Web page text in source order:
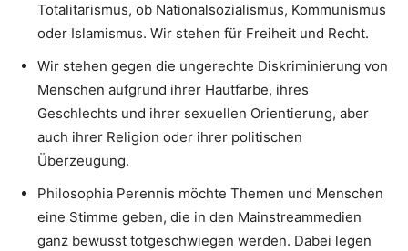
Totalitarismus, ob Nationalsozialismus, Kommunismus
oder Islamismus. Wir stehen für Freiheit und Recht.
Wir stehen gegen die ungerechte Diskriminierung von
Menschen aufgrund ihrer Hautfarbe, ihres
Geschlechts und ihrer sexuellen Orientierung, aber
auch ihrer Religion oder ihrer politischen
Überzeugung.
Philosophia Perennis möchte Themen und Menschen
eine Stimme geben, die in den Mainstreammedien
ganz bewusst totgeschwiegen werden. Dabei legen